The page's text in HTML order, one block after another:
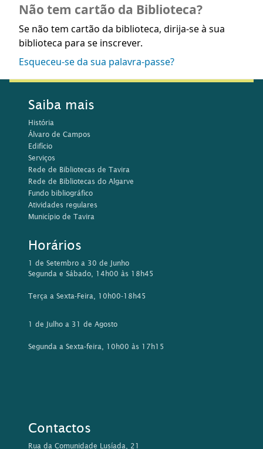
Não tem cartão da Biblioteca?
Se não tem cartão da biblioteca, dirija-se à sua
biblioteca para se inscrever.
Esqueceu-se da sua palavra-passe?
Saiba mais
História
Álvaro de Campos
Edifício
Serviços
Rede de Bibliotecas de Tavira
Rede de Bibliotecas do Algarve
Fundo bibliográfico
Atividades regulares
Município de Tavira
Horários
1 de Setembro a 30 de Junho
Segunda e Sábado, 14h00 às 18h45
Terça a Sexta-Feira, 10h00-18h45
1 de Julho a 31 de Agosto
Segunda a Sexta-feira, 10h00 às 17h15
Contactos
Rua da Comunidade Lusíada, 21